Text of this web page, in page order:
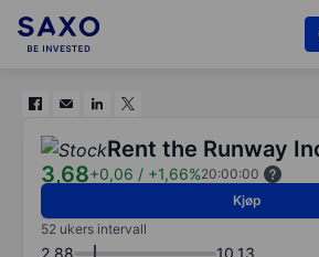
Rent the Runway
3,68+0,06 / +1,66%20:00:00
Kjøp
52 ukers intervall
2,88 10,13